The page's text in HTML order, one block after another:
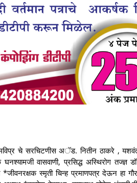
चे सरचिटणीस अॅड. नितीन ठाकरे ,
वासवाणी, प्रसिद्ध अस्थिरोग तज्ज्ञ
*जीवनरक्षक स्मृती चिन्ह प्रमाणपत्र देऊन हा